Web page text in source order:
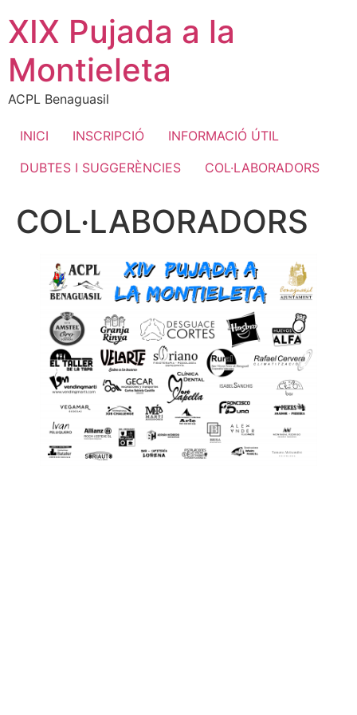
contenido
XIX Pujada a la
Montieleta
ACPL Benaguasil
INICI INSCRIPCIÓ
INFORMACIÓ ÚTIL
DUBTES I SUGGERÈNCIES
COL·LABORADORS
COL·LABORADORS